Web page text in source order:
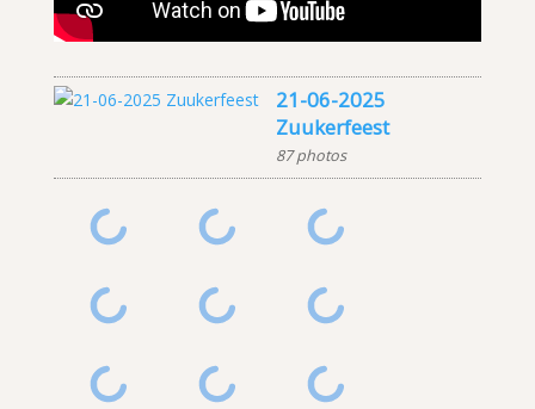
21-06-2025
Zuukerfeest
87 photos